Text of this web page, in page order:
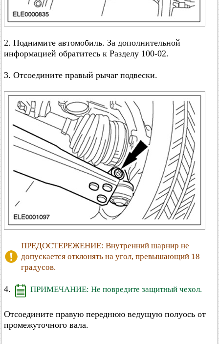
2. Поднимите автомобиль. За дополнительной
информацией обратитесь к Разделу 100-02.
3. Отсоедините правый рычаг подвески.
ПРЕДОСТЕРЕЖЕНИЕ: Внутренний шарнир не
допускается отклонять на угол, превышающий 18
градусов.
4. ПРИМЕЧАНИЕ: Не повредите защитный чехол.
Отсоедините правую переднюю ведущую полуось от
промежуточного вала.